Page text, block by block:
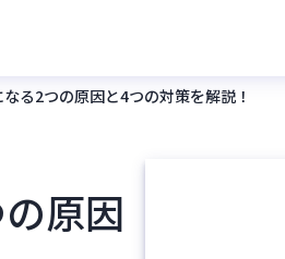
る2つの原因と4つの対策を解説！
原因